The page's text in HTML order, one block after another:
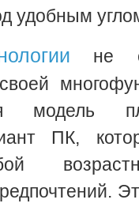
удобным
не
модель
ПК,